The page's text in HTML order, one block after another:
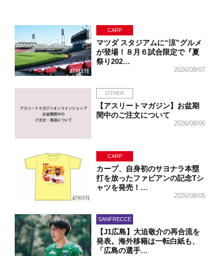
CARP
マツダ スタジアムに“涼”グルメ
が登場！８月６試合限定で『夏
祭り202…
2026/08/07
OTHER
【アスリートマガジン】お盆期
間中のご注文について
2026/08/06
CARP
カープ、自身初のサヨナラ本塁
打を放ったファビアンの記念Tシ
ャツを発売！…
2026/08/05
SANFRECCE
【J1広島】大迫敬介の再合流を
発表。海外移籍は一転白紙も、
「広島の選手…